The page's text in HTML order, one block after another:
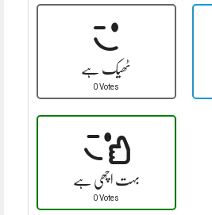
ٹھیک ہے
0 Votes
بہت اچھی ہے
0 Votes